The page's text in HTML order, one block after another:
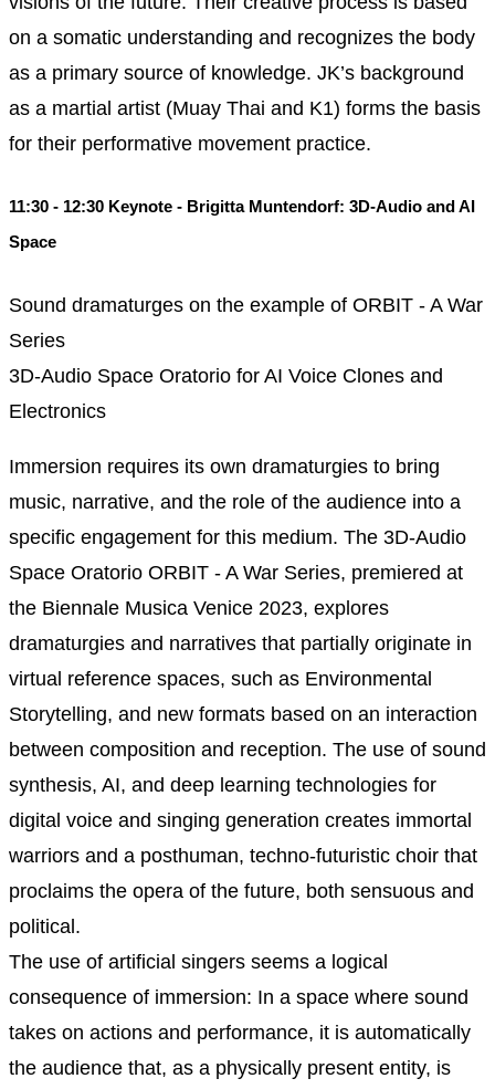
on a somatic understanding and recognizes the body
as a primary source of knowledge. JK’s background
as a martial artist (Muay Thai and K1) forms the basis
for their performative movement practice.
11:30 - 12:30 Keynote - Brigitta Muntendorf: 3D-Audio and AI
Space
Sound dramaturges on the example of ORBIT - A War
Series
3D-Audio Space Oratorio for AI Voice Clones and
Electronics
Immersion requires its own dramaturgies to bring
music, narrative, and the role of the audience into a
specific engagement for this medium. The 3D-Audio
Space Oratorio ORBIT - A War Series, premiered at
the Biennale Musica Venice 2023, explores
dramaturgies and narratives that partially originate in
virtual reference spaces, such as Environmental
Storytelling, and new formats based on an interaction
between composition and reception. The use of sound
synthesis, AI, and deep learning technologies for
digital voice and singing generation creates immortal
warriors and a posthuman, techno-futuristic choir that
proclaims the opera of the future, both sensuous and
political.
The use of artificial singers seems a logical
consequence of immersion: In a space where sound
takes on actions and performance, it is automatically
the audience that, as a physically present entity, is